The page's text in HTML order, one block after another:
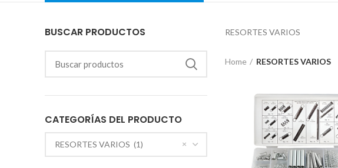
BUSCAR PRODUCTOS
CATEGORÍAS DEL PRODUCTO
×
RESORTES VARIOS (1)
RESORTES VARIOS
Home RESORTES VARIOS